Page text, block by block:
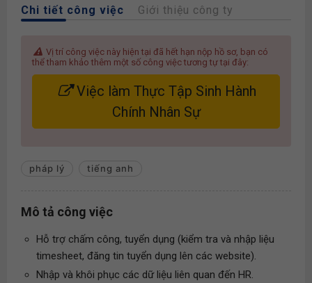
Chi tiết công việc Giới thiệu công ty
Vị trí công việc này hiện tại đã hết hạn nộp hồ sơ, bạn có
thể tham khảo thêm một số công việc tương tự tại đây:
Việc làm Thực Tập Sinh Hành
Chính Nhân Sự
pháp lý tiếng anh
Mô tả công việc
Hỗ trợ chấm công, tuyển dụng (kiểm tra và nhập liệu
timesheet, đăng tin tuyển dụng lên các website).
Nhập và khôi phục các dữ liệu liên quan đến HR.